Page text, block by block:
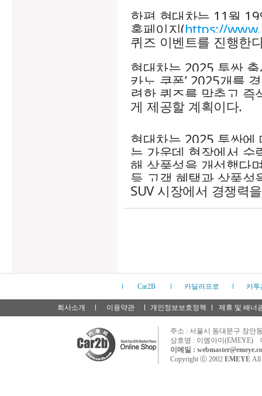
한편 현대차는 11월
홈페이지(https://
퀴즈 이벤트를 진행한
현대차는 2025 투싼
카노 쿠폰’ 2025개를
련한 퀴즈를 맞추고 즉
게 제공할 계획이다.
현대차는 2025 투싼에
는 가운데 현장에서 수
해 상품성을 개선했다
등 고객 혜택과 상품성
SUV 시장에서 경쟁력
Car2B 카딜러프로 카투
회사소개 이용약관 개인정보보호정책 제휴 및 배너
주소 : 서울시 동대문구 장안
상호명 : 이엠아이(EMEYE)
이메일 :
Copyright ⓒ 2002 EMEYE All